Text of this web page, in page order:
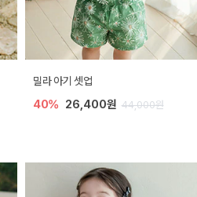
밀라 아기 셋업
40% 26,400원 44,000원